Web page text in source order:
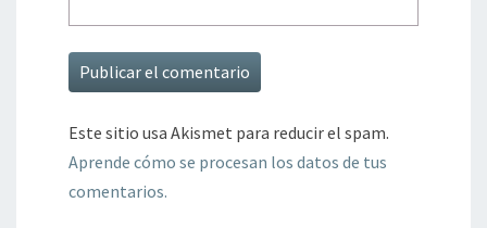
Este sitio usa Akismet para reducir el spam.
Aprende cómo se procesan los datos de tus
comentarios.